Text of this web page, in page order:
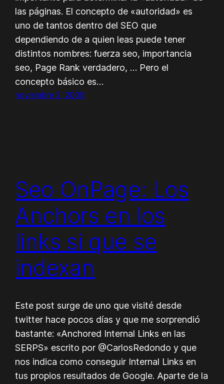
las páginas. El concepto de «autoridad» es
uno de tantos dentro del SEO que
dependiendo de a quien leas puede tener
distintos nombres: fuerza seo, importancia
seo, Page Rank verdadero, … Pero el
concepto básico es…
noviembre 2, 2009
Seo OnPage: Los
Anchors en los
links si que se
indexan
Este post surge de uno que visité desde
twitter hace pocos días y que me sorprendió
bastante: «Anchored Internal Links en las
SERPS» escrito por @CarlosRedondo y que
nos indica como conseguir Internal Links en
tus propios resultados de Google. Aparte de la